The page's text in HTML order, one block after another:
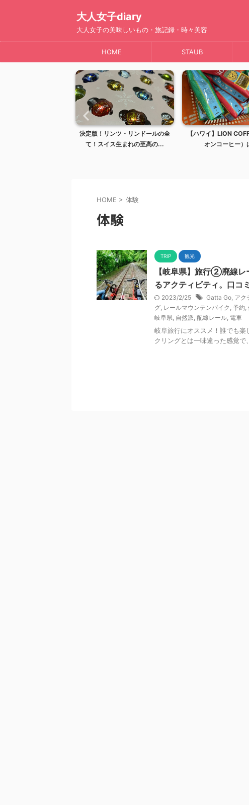
大人女子diary
大人女子の美味しいもの・旅記録・時々美容
HOME STAUB
決定版！リンツ・リンドールの全
て！スイス生まれの至高の...
【ハワイ】LION
オンコーヒー）
HOME > 体験
体験
TRIP 観光
【岐阜県】旅行②廃線
るアクティビティ。口コ
2023/2/25 Gatta Go アク
グ レールマウンテンバイク 予約
岐阜県 自然派 配線レール 電車
岐阜旅行にオススメ！誰でも
クリングとは一味違った感覚で